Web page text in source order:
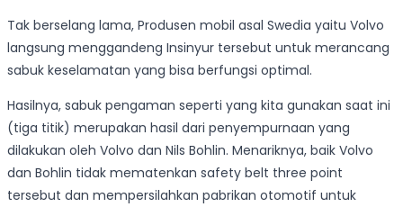
Tak berselang lama, Produsen mobil asal Swedia yaitu Volvo
langsung menggandeng Insinyur tersebut untuk merancang
sabuk keselamatan yang bisa berfungsi optimal.
Hasilnya, sabuk pengaman seperti yang kita gunakan saat ini
(tiga titik) merupakan hasil dari penyempurnaan yang
dilakukan oleh Volvo dan Nils Bohlin. Menariknya, baik Volvo
dan Bohlin tidak mematenkan safety belt three point
tersebut dan mempersilahkan pabrikan otomotif untuk